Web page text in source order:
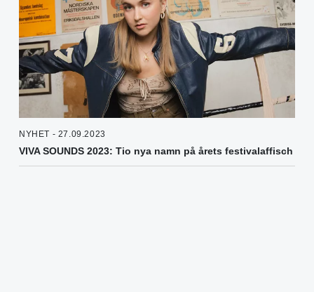
NYHET - 27.09.2023
VIVA SOUNDS 2023: Tio nya namn på årets festivalaffisch